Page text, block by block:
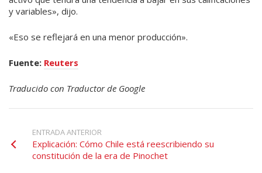
y variables», dijo.
«Eso se reflejará en una menor producción».
Fuente: Reuters
Traducido con Traductor de Google
ENTRADA ANTERIOR
Explicación: Cómo Chile está reescribiendo su
constitución de la era de Pinochet